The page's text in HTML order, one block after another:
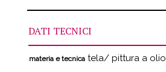
DATI TECNICI
materia e tecnicatela/ pittura a olio